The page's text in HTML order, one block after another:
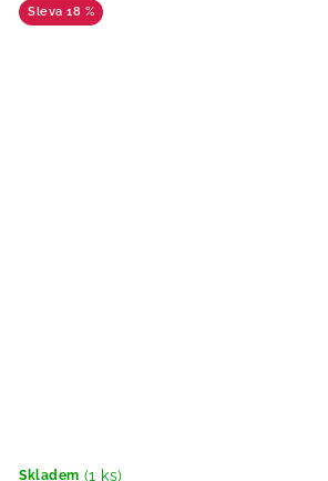
18 %
Skladem (1 ks)